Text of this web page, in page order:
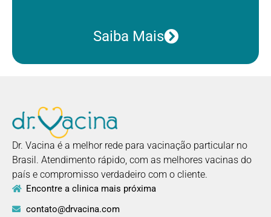
Saiba Mais
Dr. Vacina é a melhor rede para vacinação particular no
Brasil. Atendimento rápido, com as melhores vacinas do
país e compromisso verdadeiro com o cliente.
Encontre a clinica mais próxima
contato@drvacina.com